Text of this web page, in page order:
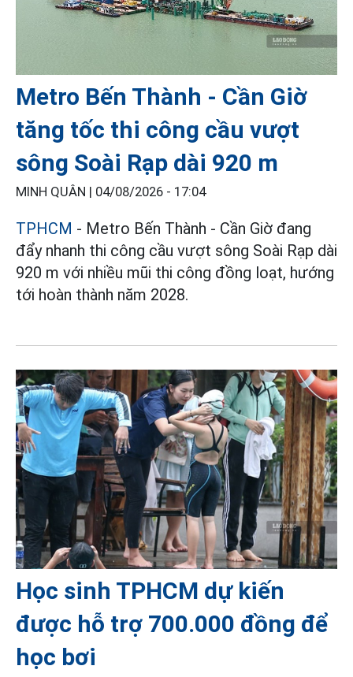
Metro Bến Thành - Cần Giờ
tăng tốc thi công cầu vượt
sông Soài Rạp dài 920 m
MINH QUÂN | 04/08/2026 - 17:04
TPHCM - Metro Bến Thành - Cần Giờ đang
đẩy nhanh thi công cầu vượt sông Soài Rạp dài
920 m với nhiều mũi thi công đồng loạt, hướng
tới hoàn thành năm 2028.
Học sinh TPHCM dự kiến
được hỗ trợ 700.000 đồng để
học bơi